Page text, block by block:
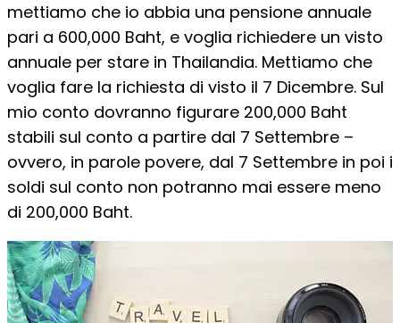
mettiamo che io abbia una pensione annuale
pari a 600,000 Baht, e voglia richiedere un visto
annuale per stare in Thailandia. Mettiamo che
voglia fare la richiesta di visto il 7 Dicembre. Sul
mio conto dovranno figurare 200,000 Baht
stabili sul conto a partire dal 7 Settembre –
ovvero, in parole povere, dal 7 Settembre in poi i
soldi sul conto non potranno mai essere meno
di 200,000 Baht.